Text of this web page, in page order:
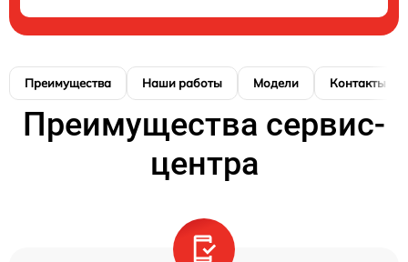
Преимущества Наши работы Модели Контакты
Преимущества сервис-
центра